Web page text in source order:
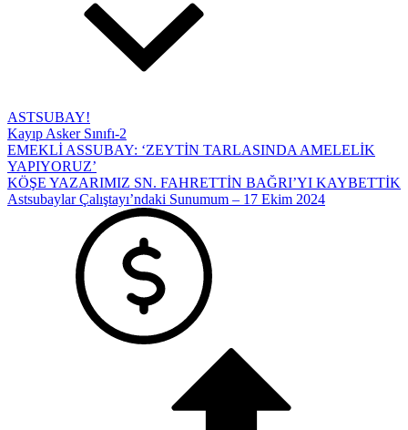
ASTSUBAY!
Kayıp Asker Sınıfı-2
EMEKLİ ASSUBAY: ‘ZEYTİN TARLASINDA AMELELİK
YAPIYORUZ’
KÖŞE YAZARIMIZ SN. FAHRETTİN BAĞRI’YI KAYBETTİK
Astsubaylar Çalıştayı’ndaki Sunumum – 17 Ekim 2024